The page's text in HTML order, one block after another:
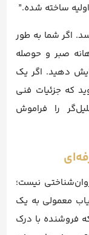
ساخته شده.”
اگر شما به طور
صبر و حوصله
دهید. اگر یک
که جزئیات فنی
را فراموش
نیست؛
معمولی به یک
فروشنده با درک